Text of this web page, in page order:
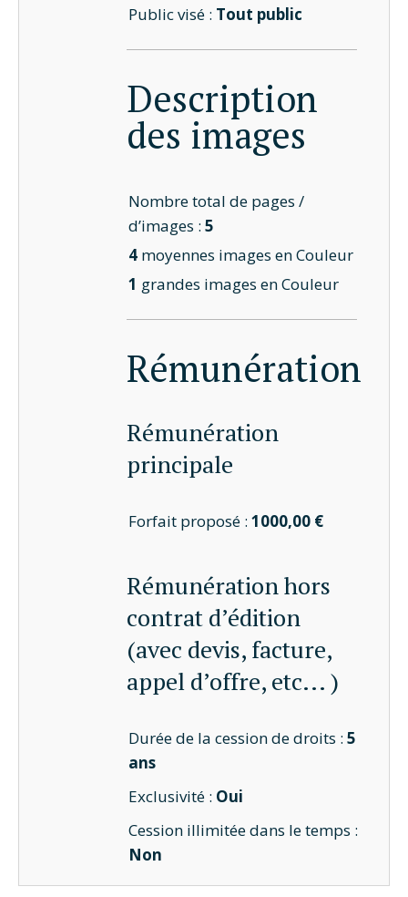
Public visé : Tout public
Description
des images
Nombre total de pages /
d’images :5
4 moyennes images en Couleur
1 grandes images en Couleur
Rémunération
Rémunération
principale
Forfait proposé :1000,00 €
Rémunération hors
contrat d’édition
(avec devis, facture,
appel d’offre, etc... )
Durée de la cession de droits :5
ans
Exclusivité : Oui
Cession illimitée dans le temps :
Non